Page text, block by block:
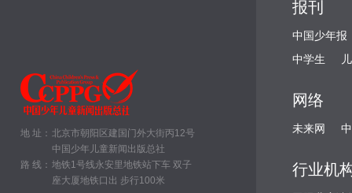
地 址： 北京市朝阳区建国门外大街丙12号
中国少年儿童新闻出版总社
路 线： 地铁1号线永安里地铁站下车 双子
座大厦地铁口出 步行100米
报刊
中国少年报
中学生
网络
未来网
行业机